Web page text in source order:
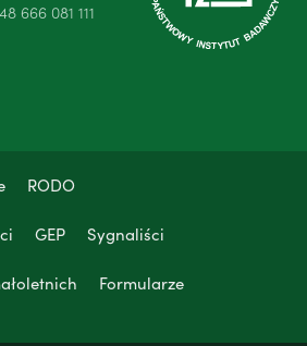
666 081 111
RODO
GEP Sygnaliści
Formularze